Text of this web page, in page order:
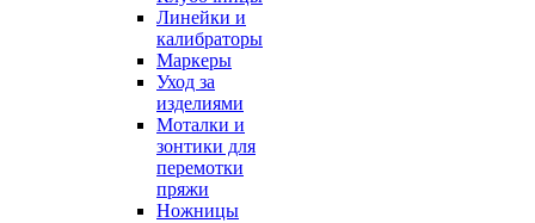
Линейки и
калибраторы
Маркеры
Уход за
изделиями
Моталки и
зонтики для
перемотки
пряжи
Ножницы